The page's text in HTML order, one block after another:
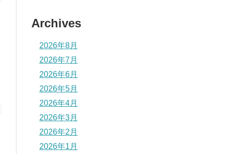
Archives
2026年8月
2026年7月
2026年6月
2026年5月
2026年4月
2026年3月
2026年2月
2026年1月